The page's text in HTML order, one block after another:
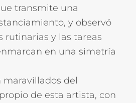
transmite una
y observó
rutinarias y las tareas
en una simetría
maravillados del
de esta artista, con